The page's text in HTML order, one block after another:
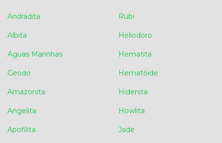
Andradita
Albita
Aguas Marinhas
Geodo
Amazonita
Angelita
Apofilita
Rubi
Heliodoro
Hematita
Hematóide
Hidenita
Howlita
Jade